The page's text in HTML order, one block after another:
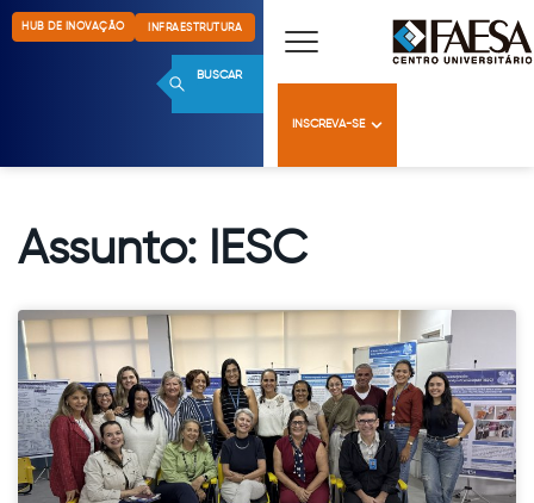
HUB DE INOVAÇÃO INFRAESTRUTURA
BUSCAR
INSCREVA-SE
Assunto: IESC